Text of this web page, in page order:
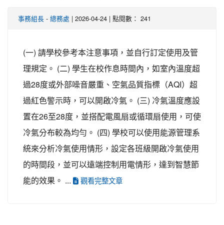
事務組長 - 總務處 | 2026-04-24 | 點閱數： 241
(一) 請學校參考本注意事項，並自行訂定使用及管
理規定。 (二) 學生在校作息時間內，如室內溫度超
過28度或外部噪音嚴重、空氣品質指標（AQI）超
過紅色警示時，可以開啟冷氣。 (三) 冷氣溫度應設
置在26至28度，並搭配電風扇或循環扇使用，可使
冷氣分布較為均勻。 (四) 學校可以使用能源管理系
統來分析冷氣使用情形，設定各班級開啟冷氣使用
的時間段，並可以遠端控制用電情形，達到智慧節
能的效果。 ...
觀看完整文章